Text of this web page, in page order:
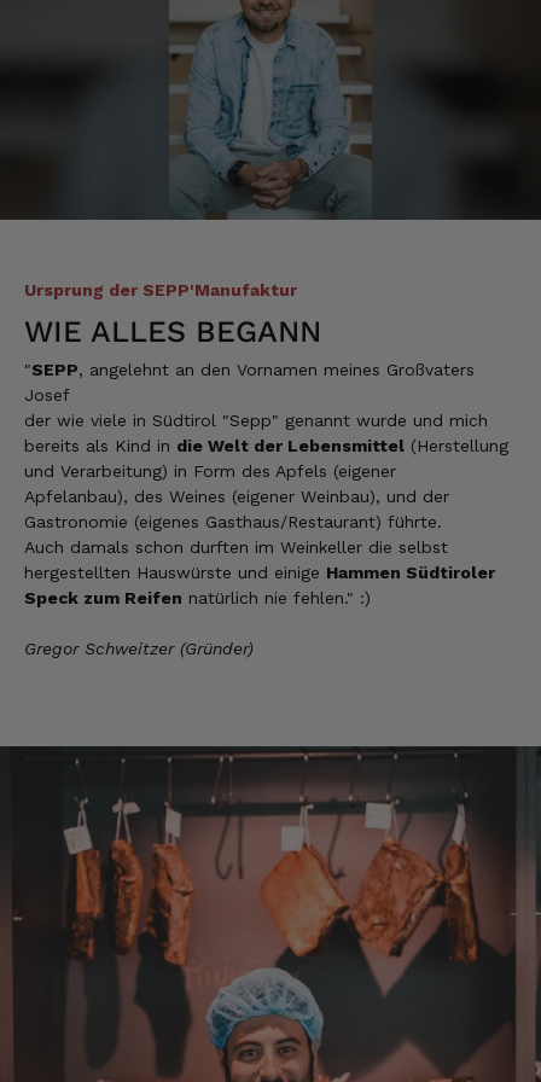
Ursprung der SEPP'Manufaktur
WIE ALLES BEGANN
"SEPP, angelehnt an den Vornamen meines Großvaters
Josef
der wie viele in Südtirol "Sepp" genannt wurde und mich
bereits als Kind in die Welt der Lebensmittel (Herstellung
und Verarbeitung) in Form des Apfels (eigener
Apfelanbau), des Weines (eigener Weinbau), und der
Gastronomie (eigenes Gasthaus/Restaurant) führte.
Auch damals schon durften im Weinkeller die selbst
hergestellten Hauswürste und einige Hammen Südtiroler
Speck zum Reifen natürlich nie fehlen." :)
Gregor Schweitzer (Gründer)
Silvia
Verifizierter Kunde
Schmeckt alles sehe lecker würde und werde
immer wieder bestellen. 👍🤤🤤❤️
Verifizierter Kunde
Eurer Speck 🥓 ist einfach zum reinknien. Der
Geschmack… wie auf Wolke sieben.
7.8.2026
Wolfgang
Verifizierter Kunde
Qualität, Geschmack die Lieferung und die
Verpackung, alles super. Bei kleinen
Problemen wurde sofort geholfen. Hier kann
man ohne bedenken bestellen.
Lieferung. Produkte auch lange haltbar.
Bernhard
Verifizierter Kunde
Die Ware wurde sehr schnell geliefert und ich
habe sie dann auch gleich probiert und es ist
natürlich ein wunderbarer Geschmack aus
Tirol und ich bin froh, dass sie so eine gute
Qualität liefert